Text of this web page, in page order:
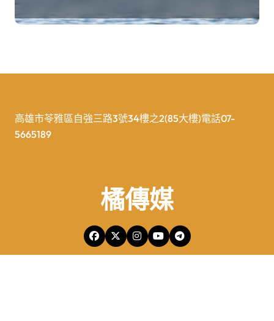
高雄市苓雅區自強三路3號34樓之2(85大樓)電話07-
5665189
橘傳媒